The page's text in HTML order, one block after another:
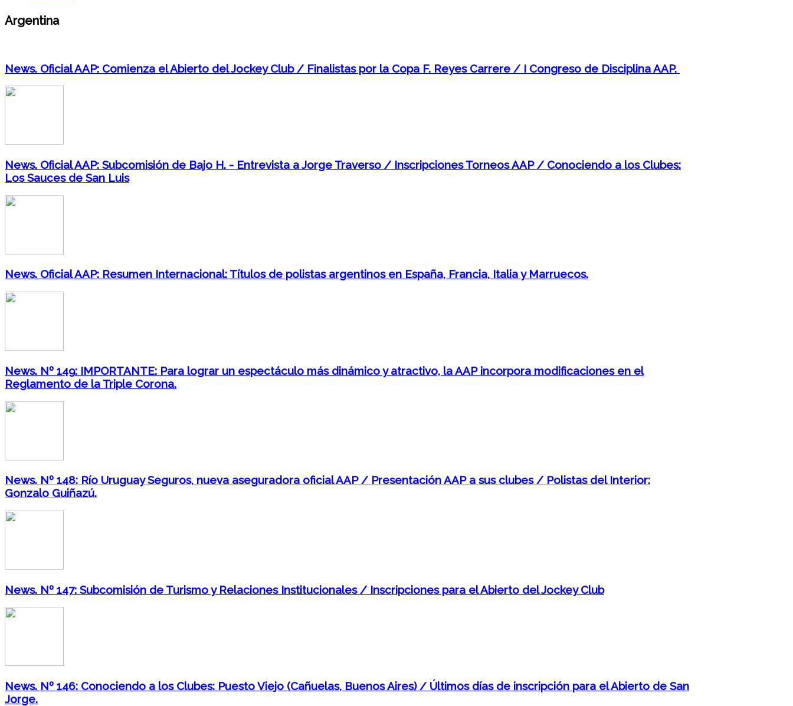
Argentina
News. Oficial AAP: Comienza el Abierto del Jockey Club / Finalistas por la Copa F. Reyes Carrere / I Congreso de Disciplina AAP.
News. Oficial AAP: Subcomisión de Bajo H. - Entrevista a Jorge Traverso / Inscripciones Torneos AAP / Conociendo a los Clubes:
Los Sauces de San Luis
News. Oficial AAP: Resumen Internacional: Títulos de polistas argentinos en España, Francia, Italia y Marruecos.
News. Nº 149: IMPORTANTE: Para lograr un espectáculo más dinámico y atractivo, la AAP incorpora modificaciones en el
Reglamento de la Triple Corona.
News. Nº 148: Río Uruguay Seguros, nueva aseguradora oficial AAP / Presentación AAP a sus clubes / Polistas del Interior:
Gonzalo Guiñazú.
News. Nº 147: Subcomisión de Turismo y Relaciones Institucionales / Inscripciones para el Abierto del Jockey Club
News. Nº 146: Conociendo a los Clubes: Puesto Viejo (Cañuelas, Buenos Aires) / Últimos días de inscripción para el Abierto de San
Jorge.